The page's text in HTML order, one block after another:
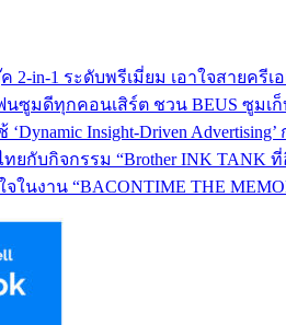
ค 2-in-1 ระดับพรีเมี่ยม เอาใจสายค
ฟนซูมดีทุกคอนเสิร์ต ชวน BEUS ซูม
Insight-Driven
ยกับกิจกรรม “Brother INK
จในงาน “BACONTIME THE